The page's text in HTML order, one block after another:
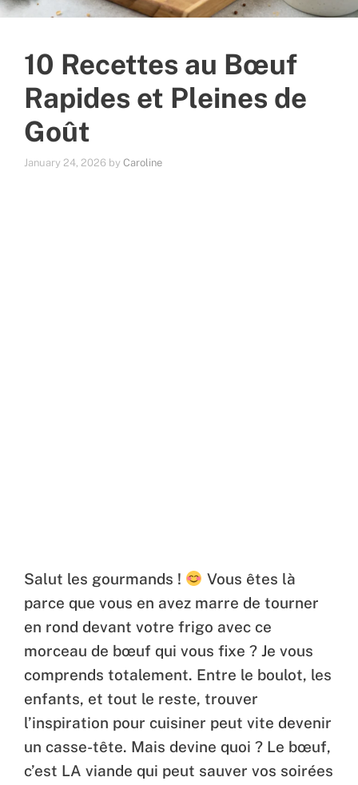
10 Recettes au Bœuf
Rapides et Pleines de
Goût
January 24, 2026 by Caroline
Salut les gourmands !
Vous êtes là
parce que vous en avez marre de tourner
en rond devant votre frigo avec ce
morceau de bœuf qui vous fixe ? Je vous
comprends totalement. Entre le boulot, les
enfants, et tout le reste, trouver
l’inspiration pour cuisiner peut vite devenir
un casse-tête. Mais devine quoi ? Le bœuf,
c’est LA viande qui peut sauver vos soirées